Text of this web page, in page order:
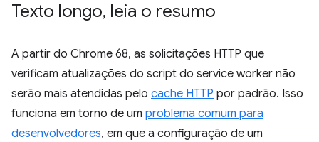
Texto longo, leia o resumo
A partir do Chrome 68, as solicitações HTTP que
verificam atualizações do script do service worker não
serão mais atendidas pelo cache HTTP por padrão. Isso
funciona em torno de um problema comum para
desenvolvedores, em que a configuração de um